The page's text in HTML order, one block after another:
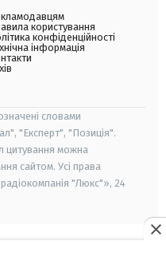
користування
конфіденційності
інформація
словами
"Експерт", "Позиція".
цитування можна
сайтом. Усі права
"Люкс"», 24